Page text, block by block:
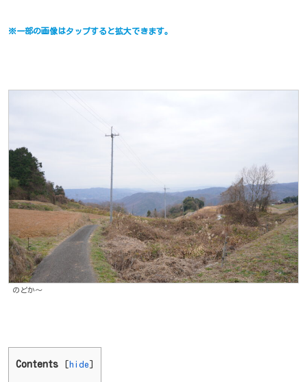
※一部の画像はタップすると拡大できます。
のどか～
Contents [hide]